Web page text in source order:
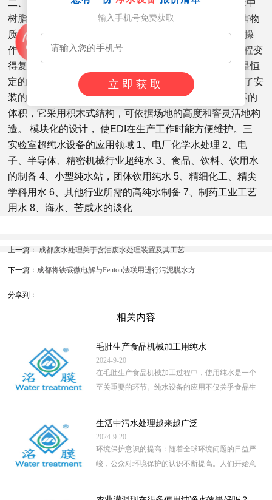
二、实验室超纯水设备的优点 1. 无需酸碱再生： 在混床中
树脂需要用化学药品酸碱再生， 而EDI则消除了这些有害物
质的处理和繁重的工作。保护了环境。 2. 连续、简单的操
作： 在混床中由于每次再生和水质量的变化，使操作过程变
得复杂，而EDI的产水过程是稳定的连续的， 产水水质是恒
定的，没有复杂的操作程序，操作大大简便化。 3. 降低了安
装的要求：EDI系统与相当处理水量的混床相比，有较不的
体积，它采用积木式结构，可依据场地的高度和窨灵活地构
造。 模块化的设计， 使EDI在生产工作时能方便维护。三
实验室超纯水设备的应用领域 1、电厂化学水处理 2、电
子、半导体、精密机械行业超纯水 3、食品、饮料、饮用水
的制备 4、小型纯水站，团体饮用纯水 5、精细化工、精尖
学科用水 6、其他行业所需的高纯水制备 7、制药工业工艺
用水 8、海水、苦咸水的淡化
上一篇： 成都废水处理关于含油废水处理装置及其工艺
下一篇： 成都将铁碳微电解与Fenton法联用进行污泥脱水方
分享到：
相关内容
毛肚生产食品机械加工用纯水
2024-9-20
在毛肚生产食品机械加工过程中，使用纯水是一个
至关重要的环节。纯水设备的应用不仅关乎食品生
生活中污水处理越来越广泛
2024-9-20
环境保护意识的提高：随着全球环境问题的日益严
峻，公众对环境保护的认识不断提高。人们开始意
输入手机号免费获取
立即获取